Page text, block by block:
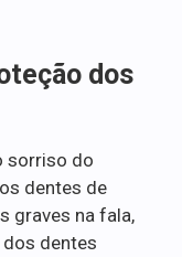
dos
sorriso do
dentes de
graves na fala,
dentes